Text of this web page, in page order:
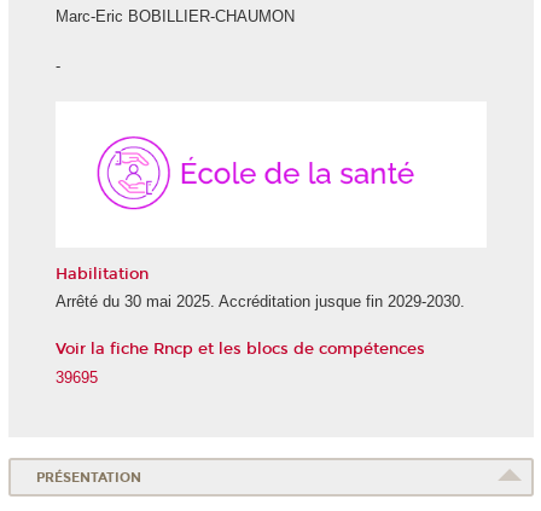
Marc-Eric BOBILLIER-CHAUMON
-
Habilitation
Arrêté du 30 mai 2025. Accréditation jusque fin 2029-2030.
Voir la fiche Rncp et les blocs de compétences
39695
PRÉSENTATION